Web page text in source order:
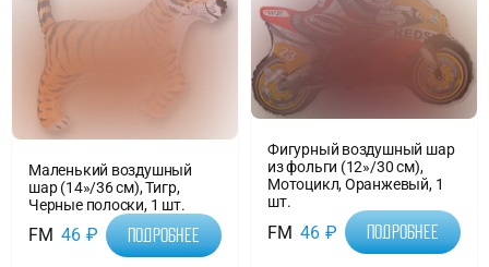
О нас
Отзывы
Контакты
Политика конфиденциальности
Маленький воздушный
шар (14»/36 см), Тигр,
Черные полоски, 1 шт.
FM 46 ₽ Подробнее
Фигурный воздушный шар
из фольги (12»/30 см),
Мотоцикл, Оранжевый, 1
шт.
FM 46 ₽ Подробнее